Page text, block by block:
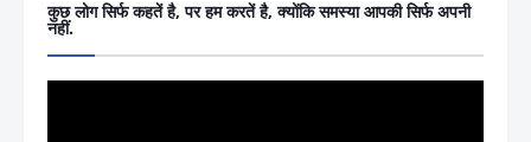
कुछ लोग सिर्फ कहतें है, पर हम करतें है, क्योंकि समस्या आपकी सिर्फ अपनी
नहीं.